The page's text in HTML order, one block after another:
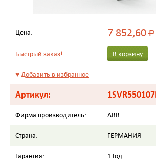
Цена: 7 852,60Р
Быстрый заказ! В корзину
♥Добавить в избранное
Артикул:
Фирма производитель: ABB
Страна: ГЕРМАНИЯ
Гарантия: 1 Год